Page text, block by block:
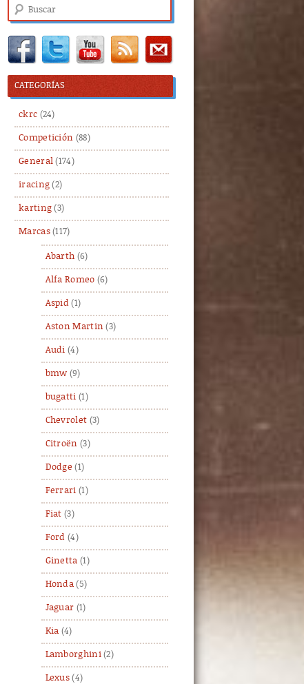
Buscar
CATEGORÍAS
ckrc (24)
Competición (88)
General (174)
iracing (2)
karting (3)
Marcas(117)
Abarth (6)
Alfa Romeo (6)
Aspid (1)
Aston Martin (3)
Audi (4)
bmw (9)
bugatti (1)
Chevrolet (3)
Citroën (3)
Dodge (1)
Ferrari (1)
Fiat (3)
Ford (4)
Ginetta (1)
Honda (5)
Jaguar (1)
Kia (4)
Lamborghini(2)
Lexus (4)